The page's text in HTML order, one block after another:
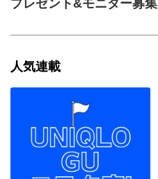
プレゼント&モニター募集
人気連載